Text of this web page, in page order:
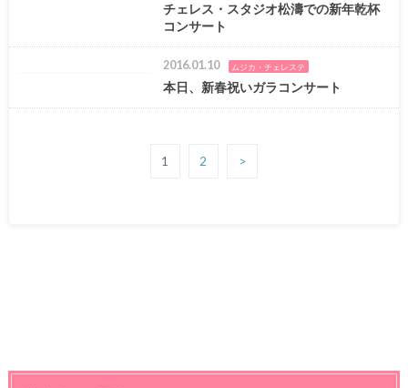
チェレス・スタジオ松濤での新年乾杯
コンサート
2016.01.10 ムジカ・チェレステ
本日、新春祝いガラコンサート
1 2 >